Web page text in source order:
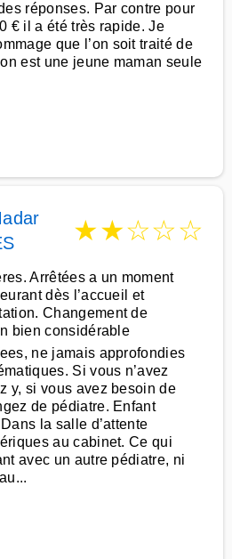
réponses. Par contre pour
€ il a été très rapide. Je
que l’on soit traité de
est une jeune maman seule
★★☆☆☆
Arrêtées a un moment
dès l’accueil et
Changement de
bien considérable
ne jamais approfondies
Si vous n’avez
y, si vous avez besoin de
de pédiatre. Enfant
la salle d’attente
au cabinet. Ce qui
avec un autre pédiatre, ni